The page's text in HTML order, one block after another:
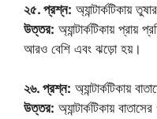
২৫. প্রশ্ন: অ্যান্টার্কটিকায়
উত্তর: অ্যান্টার্কটিকায় প্রায়
আরও বেশি এবং ঝড়ো হয়।
২৬. প্রশ্ন: অ্যান্টার্কটিকায়
উত্তর: অ্যান্টার্কটিকায়